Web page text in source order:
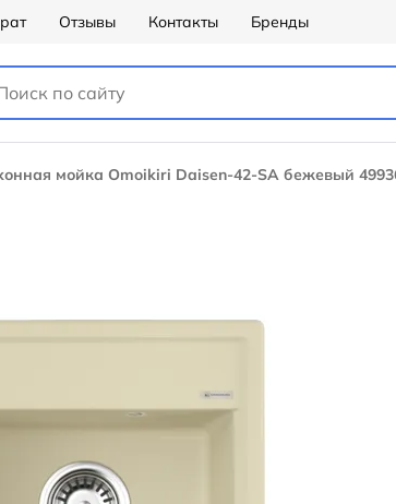
Отзывы Контакты Бренды
мойка Omoikiri Daisen-42-SA бежевый